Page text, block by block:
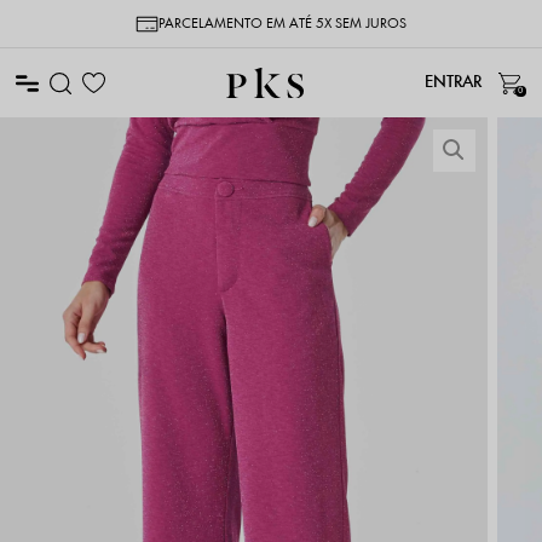
PARCELAMENTO EM ATÉ 5X SEM JUROS
0